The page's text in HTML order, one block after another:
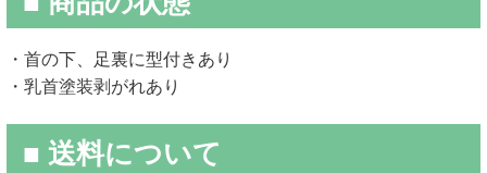
・首の下、足裏に型付きあり
・乳首塗装剥がれあり
■ 送料について